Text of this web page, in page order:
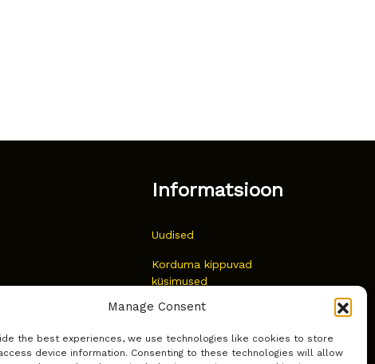
Manage Consent
the best experiences, we use technologies like cookies to store
device information. Consenting to these technologies will allow
Informatsioon
Uudised
Korduma kippuvad
küsimused
Kust osta?
Küpsiste poliitika